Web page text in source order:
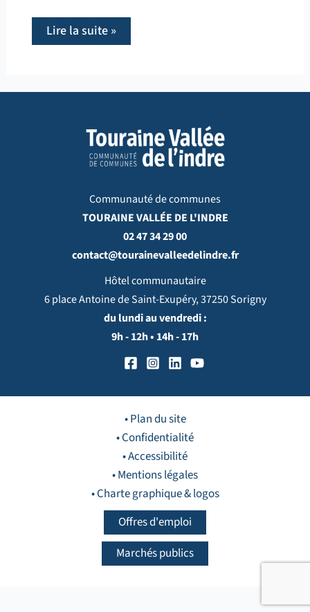
Lire la suite »
Communauté de communes
TOURAINE VALLÉE DE L'INDRE
02 47 34 29 00
contact@tourainevalleedelindre.fr
Hôtel communautaire
6 place Antoine de Saint-Exupéry, 37250 Sorigny
du lundi au vendredi :
9h - 12h • 14h - 17h
• Plan du site
• Confidentialité
• Accessibilité
• Mentions légales
• Charte graphique & logos
Offres d'emploi
Marchés publics